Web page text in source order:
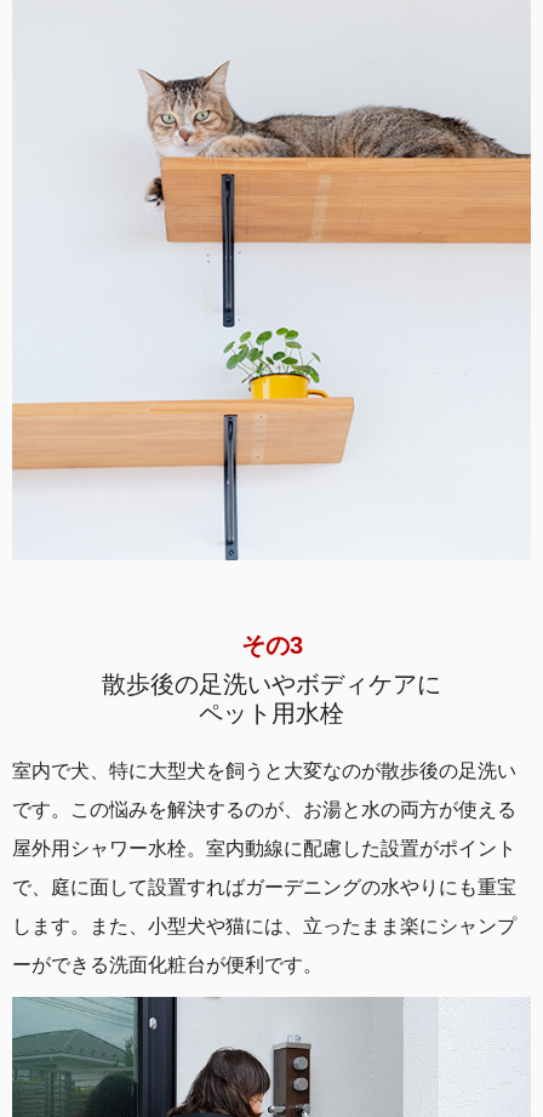
その3
散歩後の足洗いやボディケアに
ペット用水栓
室内で犬、特に大型犬を飼うと大変なのが散歩後の足洗い
です。この悩みを解決するのが、お湯と水の両方が使える
屋外用シャワー水栓。室内動線に配慮した設置がポイント
で、庭に面して設置すればガーデニングの水やりにも重宝
します。また、小型犬や猫には、立ったまま楽にシャンプ
ーができる洗面化粧台が便利です。